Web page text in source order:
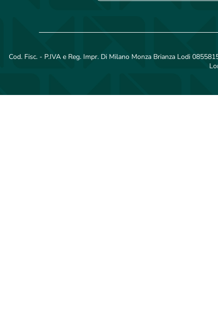
Cod. Fisc. - P.IVA e Reg. Impr. Di Milano Monza Brianza Lodi